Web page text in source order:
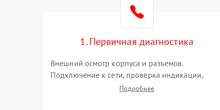
1. Первичная диагностика
Внешний осмотр корпуса и разъемов.
Подключение к сети, проверка индикации,
звуковых сигналов и кодов ошибок. Измерение
Подробнее